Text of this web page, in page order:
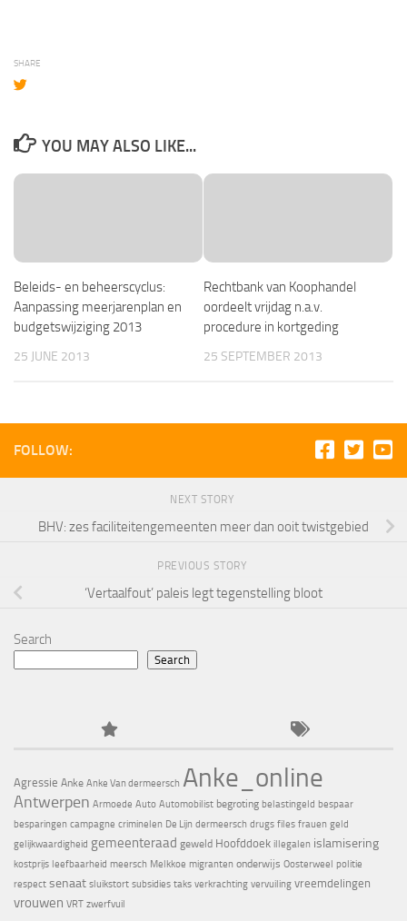
SHARE
YOU MAY ALSO LIKE...
Beleids- en beheerscyclus:
Aanpassing meerjarenplan en
budgetswijziging 2013
25 JUNE 2013
Rechtbank van Koophandel
oordeelt vrijdag n.a.v.
procedure in kortgeding
25 SEPTEMBER 2013
FOLLOW:
NEXT STORY
BHV: zes faciliteitengemeenten meer dan ooit twistgebied
PREVIOUS STORY
‘Vertaalfout’ paleis legt tegenstelling bloot
Search
Search
Agressie Anke Anke Van dermeersch Anke_online
Antwerpen Armoede Auto Automobilist begroting belastingeld bespaar
besparingen campagne criminelen De Lijn dermeersch drugs files frauen geld
gelijkwaardigheid gemeenteraad geweld Hoofddoek illegalen islamisering
kostprijs leefbaarheid meersch Melkkoe migranten onderwijs Oosterweel politie
respect senaat sluikstort subsidies taks verkrachting vervuiling vreemdelingen
vrouwen VRT zwerfvuil